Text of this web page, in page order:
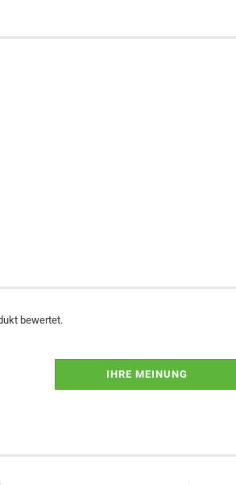
bewertet.
IHRE MEINUNG